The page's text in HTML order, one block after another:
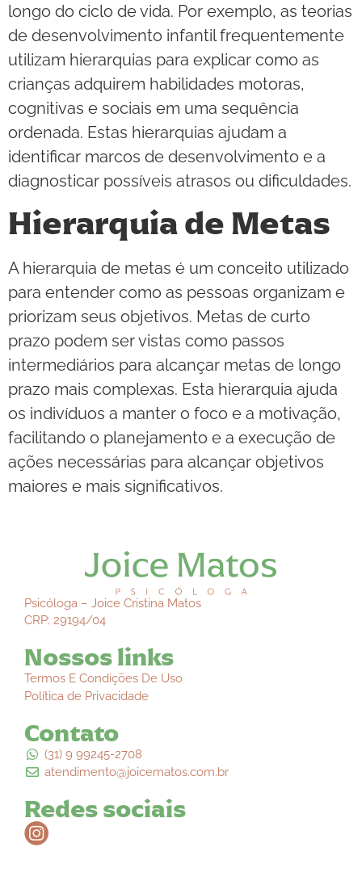
longo do ciclo de vida. Por exemplo, as teorias
de desenvolvimento infantil frequentemente
utilizam hierarquias para explicar como as
crianças adquirem habilidades motoras,
cognitivas e sociais em uma sequência
ordenada. Estas hierarquias ajudam a
identificar marcos de desenvolvimento e a
diagnosticar possíveis atrasos ou dificuldades.
Hierarquia de Metas
A hierarquia de metas é um conceito utilizado
para entender como as pessoas organizam e
priorizam seus objetivos. Metas de curto
prazo podem ser vistas como passos
intermediários para alcançar metas de longo
prazo mais complexas. Esta hierarquia ajuda
os indivíduos a manter o foco e a motivação,
facilitando o planejamento e a execução de
ações necessárias para alcançar objetivos
maiores e mais significativos.
Psicóloga – Joice Cristina Matos
CRP: 29194/04
Nossos links
Termos E Condições De Uso
Política de Privacidade
Contato
(31) 9 99245-2708
atendimento@joicematos.com.br
Redes sociais